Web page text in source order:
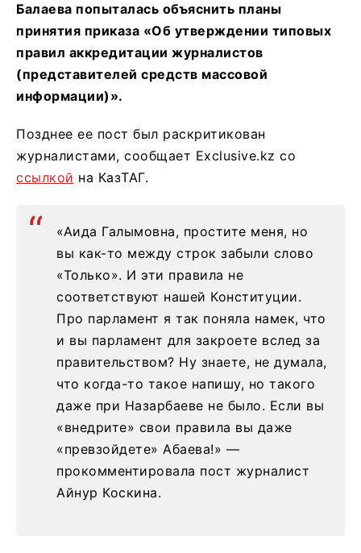
Балаева попыталась объяснить планы
принятия приказа «Об утверждении типовых
правил аккредитации журналистов
(представителей средств массовой
информации)».
Позднее ее пост был раскритикован
журналистами, сообщает Exclusive.kz со
ссылкой на КазТАГ.
«Аида Галымовна, простите меня, но
вы как-то между строк забыли слово
«Только». И эти правила не
соответствуют нашей Конституции.
Про парламент я так поняла намек, что
и вы парламент для закроете вслед за
правительством? Ну знаете, не думала,
что когда-то такое напишу, но такого
даже при Назарбаеве не было. Если вы
«внедрите» свои правила вы даже
«превзойдете» Абаева!» —
прокомментировала пост журналист
Айнур Коскина.